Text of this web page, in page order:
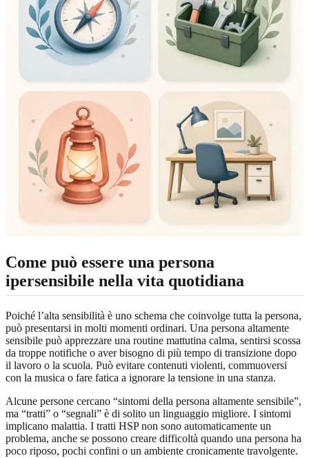
Come può essere una persona
ipersensibile nella vita quotidiana
Poiché l’alta sensibilità è uno schema che coinvolge tutta la persona,
può presentarsi in molti momenti ordinari. Una persona altamente
sensibile può apprezzare una routine mattutina calma, sentirsi scossa
da troppe notifiche o aver bisogno di più tempo di transizione dopo
il lavoro o la scuola. Può evitare contenuti violenti, commuoversi
con la musica o fare fatica a ignorare la tensione in una stanza.
Alcune persone cercano “sintomi della persona altamente sensibile”,
ma “tratti” o “segnali” è di solito un linguaggio migliore. I sintomi
implicano malattia. I tratti HSP non sono automaticamente un
problema, anche se possono creare difficoltà quando una persona ha
poco riposo, pochi confini o un ambiente cronicamente travolgente.